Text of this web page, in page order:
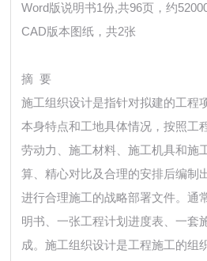
Word版说明书1份,共96页，约
CAD版本图纸，共2张
摘 要
施工组织设计是指针对拟建的工程
本身特点和工地具体情况，按照工
劳动力、施工材料、施工机具和施
算、精心对比及合理的安排后编制
进行合理施工的战略部署文件。通
明书、一张工程计划进度表、一套
成。施工组织设计是工程施工的组